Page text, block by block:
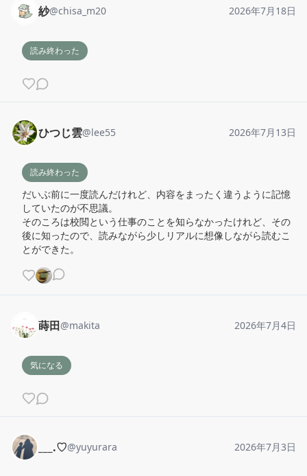
紗@chisa_m20 2026年7月18日
読み終わった
ひつじ雲@lee55 2026年7月13日
読み終わった
だいぶ前に一度読んだけれど、内容をまったく違うように記憶
していたのが不思議。
そのころは校閲という仕事のことを知らなかったけれど、その
後に知ったので、読みながら少しリアルに想像しながら読むこ
とができた。
蒔田@makita 2026年7月4日
気になる
___.♡@yuyurara 2026年7月3日